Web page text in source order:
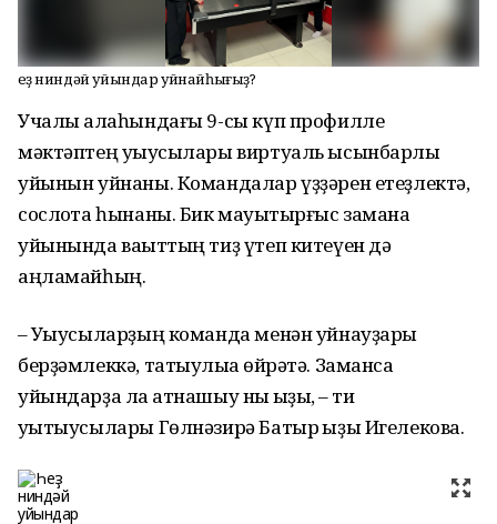
Һеҙ ниндәй уйындар уйнайһығыҙ?
Учалы ҡалаһындағы 9-сы күп профилле
мәктәптең уҡыусылары виртуаль ысынбарлыҡ
уйынын уйнаны. Командалар үҙҙәрен етеҙлектә,
сослоҡта һынаны. Бик мауыҡтырғыс замана
уйынында ваҡыттың тиҙ үтеп китеүен дә
аңламайһың.
– Уҡыусыларҙың команда менән уйнауҙары
берҙәмлеккә, татыулыҡҡа өйрәтә. Заманса
уйындарҙа ла ҡатнашыу ныҡ ҡыҙыҡ, – ти
уҡытыусылары Гөлнәзирә Батыр ҡыҙы Игелекова.